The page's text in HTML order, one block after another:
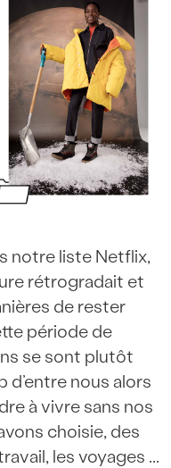
notre liste Netflix,
rétrogradait et
de rester
période de
se sont plutôt
nous alors
à vivre sans nos
choisie, des
les voyages ...